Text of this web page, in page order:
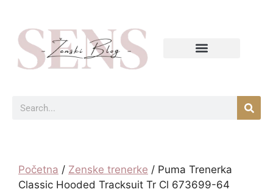
Početna / Zenske trenerke / Puma Trenerka
Classic Hooded Tracksuit Tr Cl 673699-64